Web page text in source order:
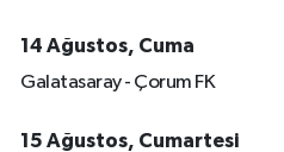
14 Ağustos, Cuma
Galatasaray - Çorum FK
15 Ağustos, Cumartesi